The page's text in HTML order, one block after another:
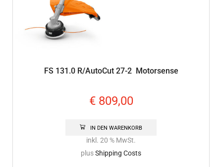
FS 131.0 R/AutoCut 27-2 Motorsense
€809,00
IN DEN WARENKORB
inkl. 20 % MwSt.
plusShipping Costs